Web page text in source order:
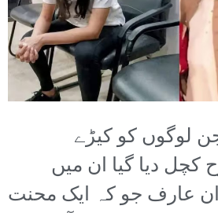
لوگوں کو کیڑے
دیا گیا ان میں
عارف جو کہ ایک محنت